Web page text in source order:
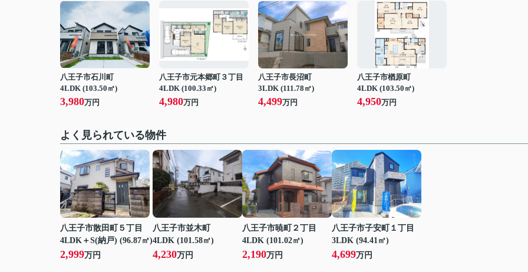
八王子市石川町
4LDK (103.50㎡)
3,980万円
八王子市元本郷町３丁目
4LDK (100.33㎡)
4,980万円
八王子市長沼町
3LDK (111.78㎡)
4,499万円
八王子市楢原町
4LDK (103.50㎡)
4,950万円
よく見られている物件
八王子市散田町５丁目
4LDK＋S(納戸) (96.87㎡)
2,999万円
八王子市並木町
4LDK (101.58㎡)
4,230万円
八王子市暁町２丁目
4LDK (101.02㎡)
2,190万円
八王子市子安町１丁目
3LDK (94.41㎡)
4,699万円